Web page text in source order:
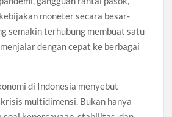
moneter secara besar-
semakin terhubung membuat satu
dengan cepat ke berbagai
di Indonesia menyebut
multidimensi. Bukan hanya